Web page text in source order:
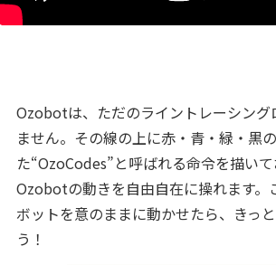
Ozobotは、ただのライントレーシング
ません。その線の上に赤・青・緑・黒
た“OzoCodes”と呼ばれる命令を描いて
Ozobotの動きを自由自在に操れます。
ボットを意のままに動かせたら、きっ
う！